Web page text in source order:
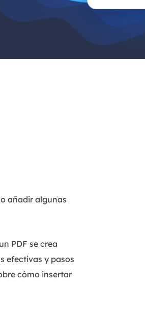
Deploy Manager
Despliegue inteligente de
Video
Editor
Video
añadir algunas
PDF se crea
efectivas y pasos
cómo insertar